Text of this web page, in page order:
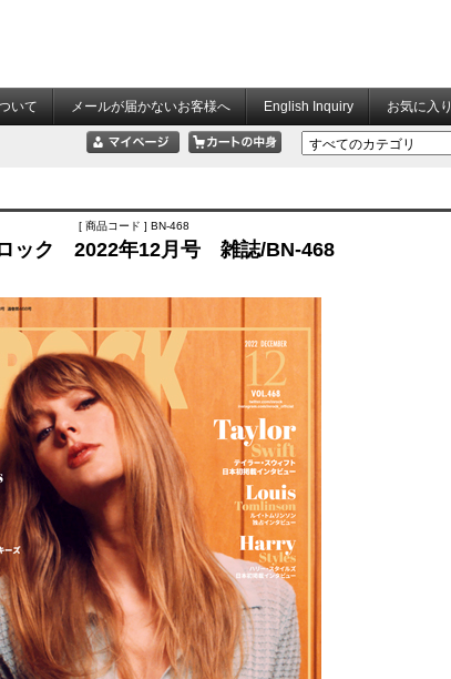
いて メールが届かないお客様へ English Inquiry お気に入り
[ 商品コード ] BN-468
ック 2022年12月号 雑誌/BN-468